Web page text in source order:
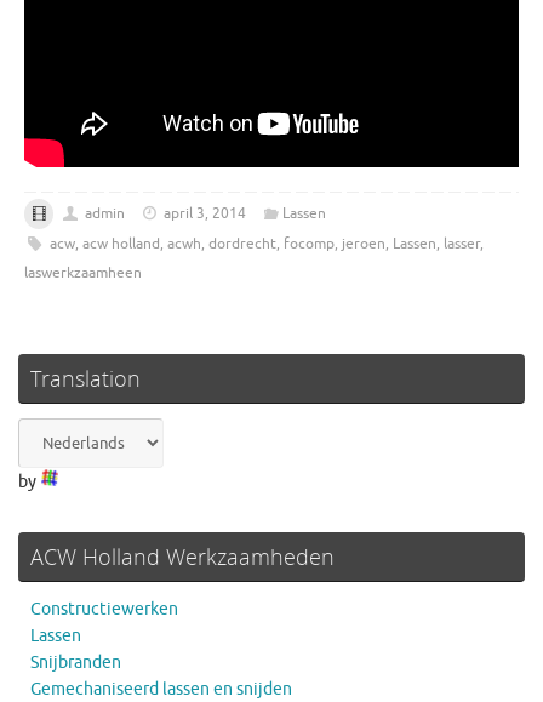
admin april 3, 2014
Lassen
acw, acw holland, acwh, dordrecht, focomp, jeroen, Lassen, lasser,
laswerkzaamheen
Translation
by
ACW Holland Werkzaamheden
Constructiewerken
Lassen
Snijbranden
Gemechaniseerd lassen en snijden